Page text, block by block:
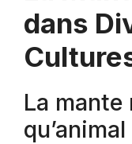
dans
La mante